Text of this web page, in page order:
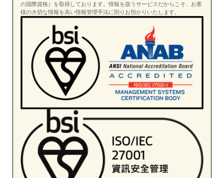
の国際資格）を取得しております。情報を扱うサービスだからこそ、お客
様の大切な情報を高い情報管理手法に則りお預かりいたします。